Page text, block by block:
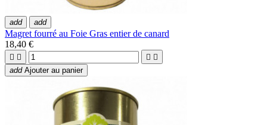
add add
Magret fourré au Foie Gras entier de canard
18,40 €
   
add Ajouter au panier